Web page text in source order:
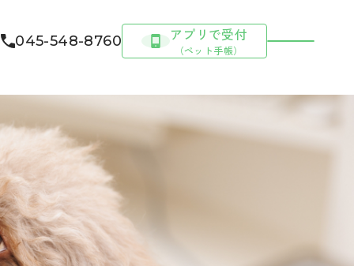
045-548-8760 アプリで受付
（ペット手帳）